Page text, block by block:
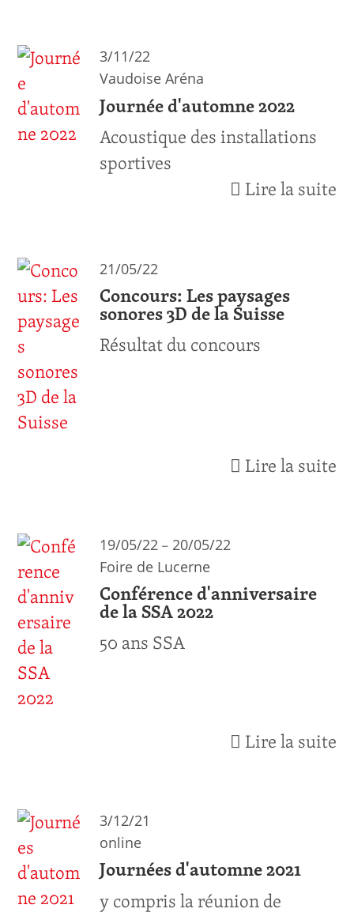
3/11/22
Vaudoise Aréna
Journée d'automne 2022
Acoustique des installations
sportives
Lire la suite
21/05/22
Concours: Les paysages
sonores 3D de la Suisse
Résultat du concours
Lire la suite
19/05/22 – 20/05/22
Foire de Lucerne
Conférence d'anniversaire
de la SSA 2022
50 ans SSA
Lire la suite
3/12/21
online
Journées d'automne 2021
y compris la réunion de